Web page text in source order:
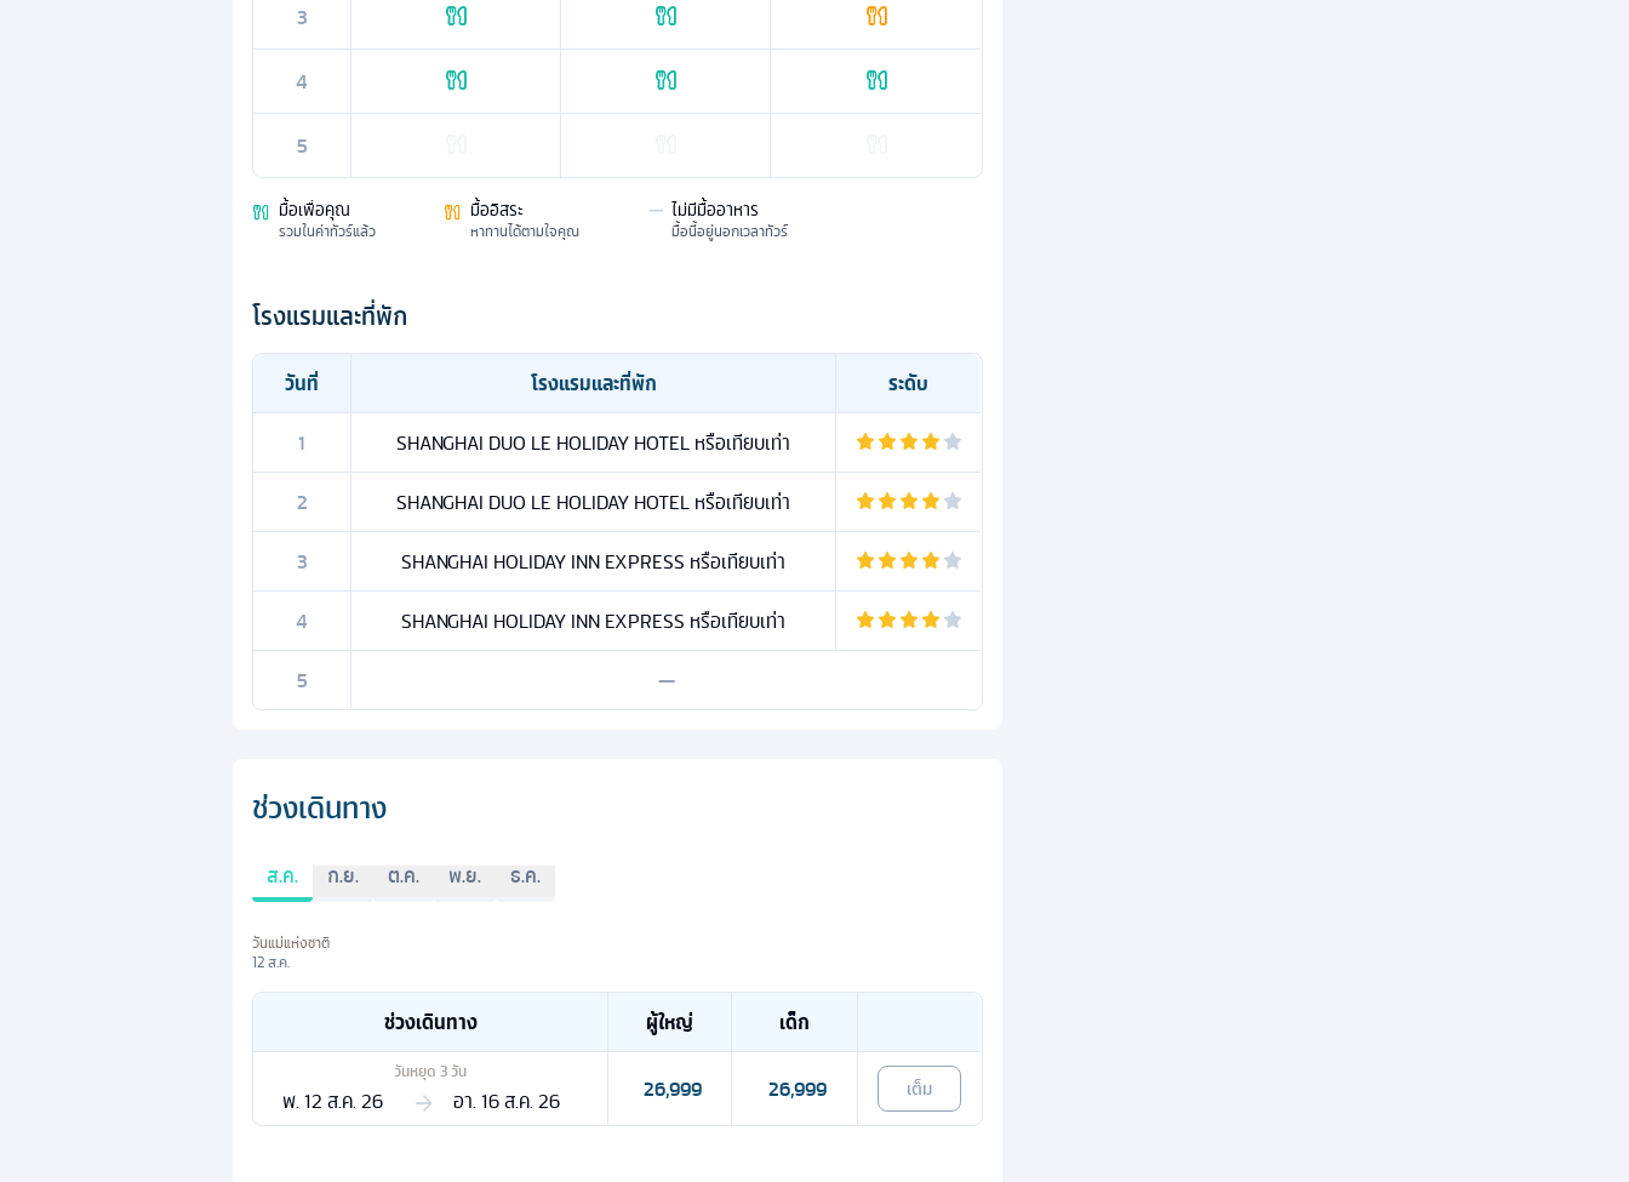
3
4
5
มื้อเพื่อคุณ
รวมในค่าทัวร์แล้ว
มื้ออิสระ
หาทานได้ตามใจคุณ
— ไม่มีมื้ออาหาร
มื้อนี้อยู่นอกเวลาทัวร์
โรงแรมและที่พัก
วันที่ โรงแรมและที่พัก
ระดับ
1
SHANGHAI DUO LE HOLIDAY HOTEL หรือเทียบเท่า
2
SHANGHAI DUO LE HOLIDAY HOTEL หรือเทียบเท่า
3
SHANGHAI HOLIDAY INN EXPRESS หรือเทียบเท่า
4
SHANGHAI HOLIDAY INN EXPRESS หรือเทียบเท่า
5
—
ช่วงเดินทาง
ส.ค. ก.ย. ต.ค. พ.ย. ธ.ค.
วันแม่แห่งชาติ
12 ส.ค.
ช่วงเดินทาง ผู้ใหญ่ เด็ก
วันหยุด 3วัน
พ. 12 ส.ค. 26 อา. 16 ส.ค. 26 26,999 26,999 เต็ม